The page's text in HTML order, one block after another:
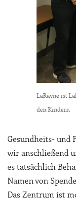
LaRayne ist
den Kindern
Gesundheits- und
wir anschließend
es tatsächlich
Namen von
Das Zentrum ist